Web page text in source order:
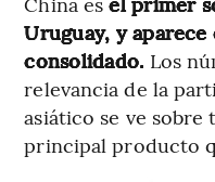
Uruguay, y aparece
consolidado. Los
relevancia de la
asiático se ve
principal producto